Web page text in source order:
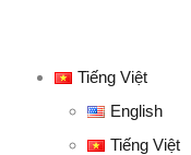
Tiếng Việt
English
Tiếng Việt